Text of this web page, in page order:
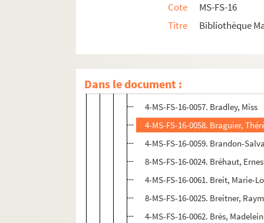
Cote
MS-FS-16
Titre
Bibliothèque
Dans le document :
4-MS-FS-16-0055. Bourget, Paul
8-MS-FS-16-0023. Boutroux,
4-MS-FS-16-0057. Bradley, Miss
4-MS-FS-16-0058. Braguier,
4-MS-FS-16-0059. Brandon-
8-MS-FS-16-0024. Bréhaut,
4-MS-FS-16-0061. Breit, Marie-
8-MS-FS-16-0025. Breitner,
4-MS-FS-16-0062. Brès,